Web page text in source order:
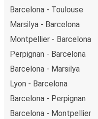
Barcelona - Toulouse
Marsilya - Barcelona
Montpellier - Barcelona
Perpignan - Barcelona
Barcelona - Marsilya
Lyon - Barcelona
Barcelona - Perpignan
Barcelona - Montpellier